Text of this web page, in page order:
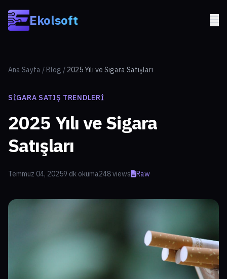
Ekolsoft
Ana Sayfa / Blog / 2025 Yılı ve Sigara Satışları
SIGARA SATIŞ TRENDLERI
2025 Yılı ve Sigara
Satışları
Temmuz 04, 20259 dk okuma248 views Raw